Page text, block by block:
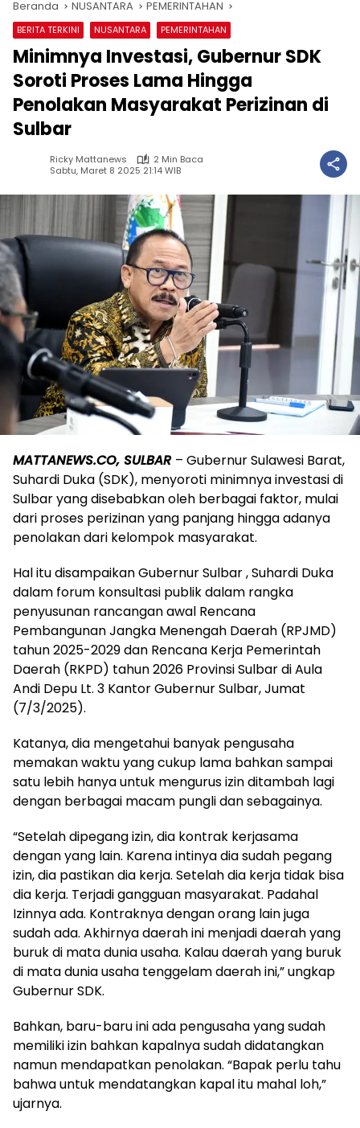
Beranda NUSANTARA PEMERINTAHAN
BERITA TERKINI NUSANTARA PEMERINTAHAN
Minimnya Investasi, Gubernur SDK
Soroti Proses Lama Hingga
Penolakan Masyarakat Perizinan di
Sulbar
Ricky Mattanews
2 Min Baca
Sabtu, Maret 8 2025 21:14 WIB
MATTANEWS.CO, SULBAR – Gubernur Sulawesi Barat,
Suhardi Duka (SDK), menyoroti minimnya investasi di
Sulbar yang disebabkan oleh berbagai faktor, mulai
dari proses perizinan yang panjang hingga adanya
penolakan dari kelompok masyarakat.
Hal itu disampaikan Gubernur Sulbar , Suhardi Duka
dalam forum konsultasi publik dalam rangka
penyusunan rancangan awal Rencana
Pembangunan Jangka Menengah Daerah (RPJMD)
tahun 2025-2029 dan Rencana Kerja Pemerintah
Daerah (RKPD) tahun 2026 Provinsi Sulbar di Aula
Andi Depu Lt. 3 Kantor Gubernur Sulbar, Jumat
(7/3/2025).
Katanya, dia mengetahui banyak pengusaha
memakan waktu yang cukup lama bahkan sampai
satu lebih hanya untuk mengurus izin ditambah lagi
dengan berbagai macam pungli dan sebagainya.
“Setelah dipegang izin, dia kontrak kerjasama
dengan yang lain. Karena intinya dia sudah pegang
izin, dia pastikan dia kerja. Setelah dia kerja tidak bisa
dia kerja. Terjadi gangguan masyarakat. Padahal
Izinnya ada. Kontraknya dengan orang lain juga
sudah ada. Akhirnya daerah ini menjadi daerah yang
buruk di mata dunia usaha. Kalau daerah yang buruk
di mata dunia usaha tenggelam daerah ini,” ungkap
Gubernur SDK.
Bahkan, baru-baru ini ada pengusaha yang sudah
memiliki izin bahkan kapalnya sudah didatangkan
namun mendapatkan penolakan. “Bapak perlu tahu
bahwa untuk mendatangkan kapal itu mahal loh,”
ujarnya.